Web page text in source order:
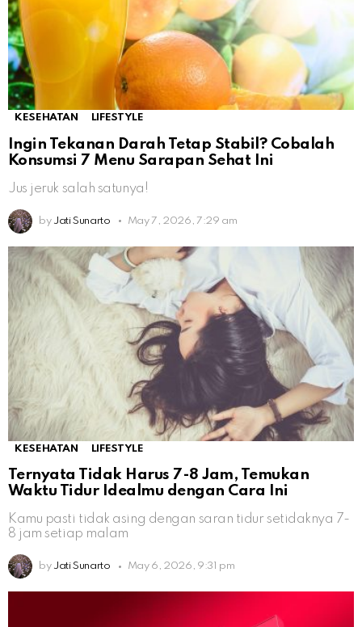
KESEHATAN LIFESTYLE
Ingin Tekanan Darah Tetap Stabil? Cobalah
Konsumsi 7 Menu Sarapan Sehat Ini
Jus jeruk salah satunya!
by Jati Sunarto May 7, 2026, 7:29 am
KESEHATAN LIFESTYLE
Ternyata Tidak Harus 7-8 Jam, Temukan
Waktu Tidur Idealmu dengan Cara Ini
Kamu pasti tidak asing dengan saran tidur setidaknya 7-
8 jam setiap malam
by Jati Sunarto May 6, 2026, 9:31 pm